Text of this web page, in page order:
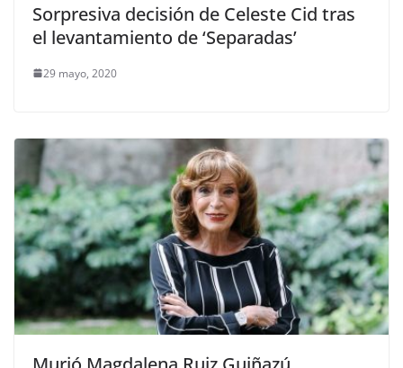
Sorpresiva decisión de Celeste Cid tras
el levantamiento de ‘Separadas’
29 mayo, 2020